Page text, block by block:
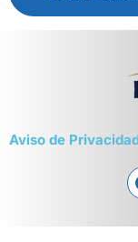
Aviso de